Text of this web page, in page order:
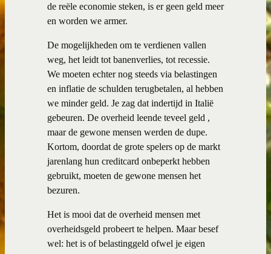
de reële economie steken, is er geen geld meer
en worden we armer.
De mogelijkheden om te verdienen vallen
weg, het leidt tot banenverlies, tot recessie.
We moeten echter nog steeds via belastingen
en inflatie de schulden terugbetalen, al hebben
we minder geld. Je zag dat indertijd in Italië
gebeuren. De overheid leende teveel geld ,
maar de gewone mensen werden de dupe.
Kortom, doordat de grote spelers op de markt
jarenlang hun creditcard onbeperkt hebben
gebruikt, moeten de gewone mensen het
bezuren.
Het is mooi dat de overheid mensen met
overheidsgeld probeert te helpen. Maar besef
wel: het is of belastinggeld ofwel je eigen